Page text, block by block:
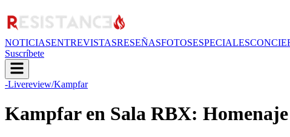
NOTICIASENTREVISTASRESEÑASFOTOSESPECIALES
Suscríbete
-Livereview/Kampfar
Kampfar en Sala RBX: